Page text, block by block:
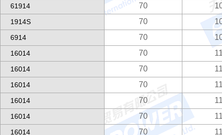
61914 70
1914S 70
6914 70
16014 70
16014 70
16014 70
16014 70
16014 70
16014 70